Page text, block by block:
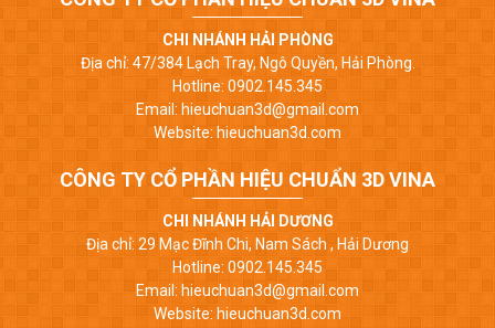
CHI NHÁNH HẢI PHÒNG
Địa chỉ: 47/384 Lạch Tray, Ngô Quyền, Hải Phòng.
Hotline: 0902.145.345
Email: hieuchuan3d@gmail.com
Website: hieuchuan3d.com
CÔNG TY CỔ PHẦN HIỆU CHUẨN 3D VINA
CHI NHÁNH HẢI DƯƠNG
Địa chỉ: 29 Mạc Đĩnh Chi, Nam Sách , Hải Dương
Hotline: 0902.145.345
Email: hieuchuan3d@gmail.com
Website: hieuchuan3d.com